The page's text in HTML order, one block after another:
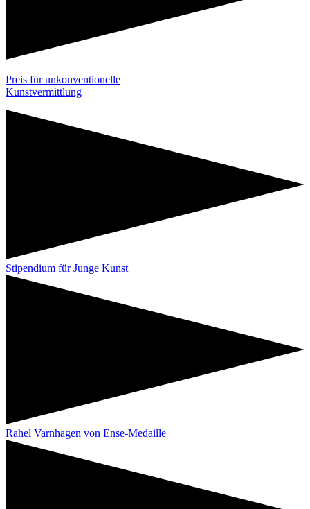
Preis für unkonventionelle
Kunstvermittlung
Stipendium für Junge Kunst
Rahel Varnhagen von Ense-Medaille